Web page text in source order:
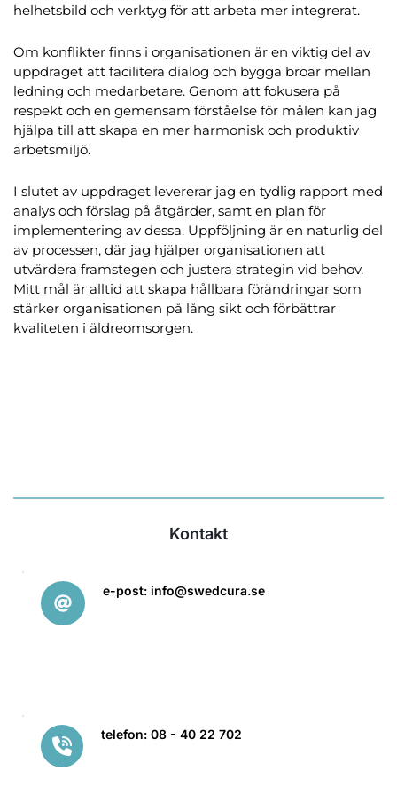
helhetsbild och verktyg för att arbeta mer integrerat.
Om konflikter finns i organisationen är en viktig del av
uppdraget att facilitera dialog och bygga broar mellan
ledning och medarbetare. Genom att fokusera på
respekt och en gemensam förståelse för målen kan jag
hjälpa till att skapa en mer harmonisk och produktiv
arbetsmiljö.
I slutet av uppdraget levererar jag en tydlig rapport med
analys och förslag på åtgärder, samt en plan för
implementering av dessa. Uppföljning är en naturlig del
av processen, där jag hjälper organisationen att
utvärdera framstegen och justera strategin vid behov.
Mitt mål är alltid att skapa hållbara förändringar som
stärker organisationen på lång sikt och förbättrar
kvaliteten i äldreomsorgen.
Kontakt
e-post: info@swedcura.se
telefon: 08 - 40 22 702